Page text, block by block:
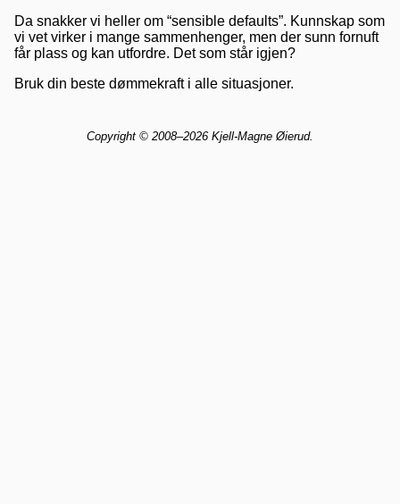
Da snakker vi heller om “sensible defaults”. Kunnskap som
vi vet virker i mange sammenhenger, men der sunn fornuft
får plass og kan utfordre. Det som står igjen?
Bruk din beste dømmekraft i alle situasjoner.
Copyright © 2008–2026 Kjell-Magne Øierud.